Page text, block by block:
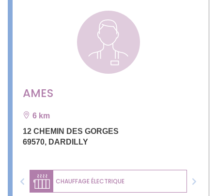
AMES
6 km
12 CHEMIN DES GORGES
69570, DARDILLY
CHAUFFAGE ÉLECTRIQUE
Previous Next